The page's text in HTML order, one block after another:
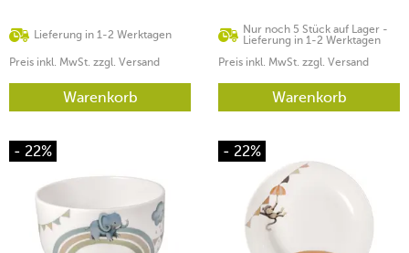
Lieferung in 1-2 Werktagen
Preis inkl. MwSt. zzgl. Versand
Warenkorb
Nur noch 5 Stück auf Lager -
Lieferung in 1-2 Werktagen
Preis inkl. MwSt. zzgl. Versand
Warenkorb
- 22% - 22%